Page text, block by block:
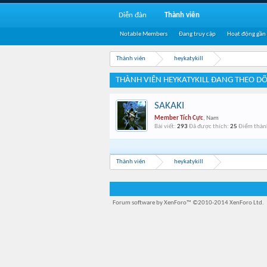
Thành viên heykatykill
THÀNH VIÊN HEYKATYKILL ĐANG THEO
SAKAKI
Member Tích Cực, Nam
Bài viết: 293 Đã được thích: 25 Điểm
Thành viên heykatykill
Diễn đàn Thành viên
Notable Members Đang truy cập Hoạt động gần
Forum software by XenForo™ ©2010-2014 XenForo Ltd.